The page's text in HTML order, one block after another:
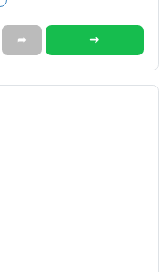
➦ ➜